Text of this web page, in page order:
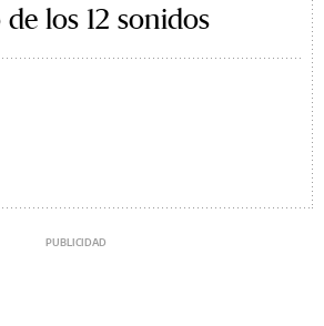
los 12 sonidos